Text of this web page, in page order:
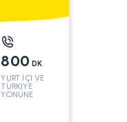
800 DK
YURT İÇİ VE
TÜRKİYE
YÖNÜNE